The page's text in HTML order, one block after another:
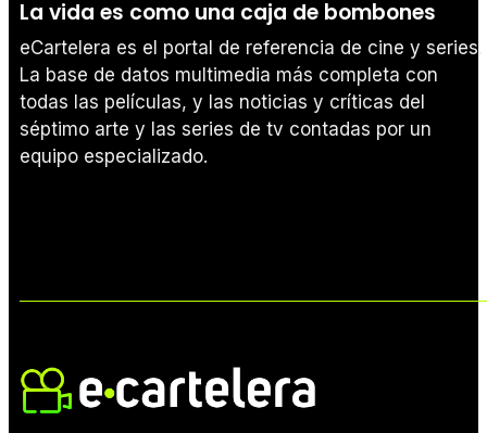
La vida es como una caja de bombones
eCartelera es el portal de referencia de cine y series.
La base de datos multimedia más completa con
todas las películas, y las noticias y críticas del
séptimo arte y las series de tv contadas por un
equipo especializado.